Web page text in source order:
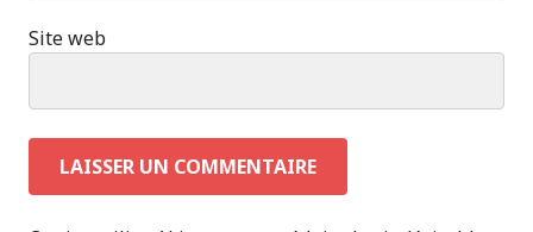
Site web